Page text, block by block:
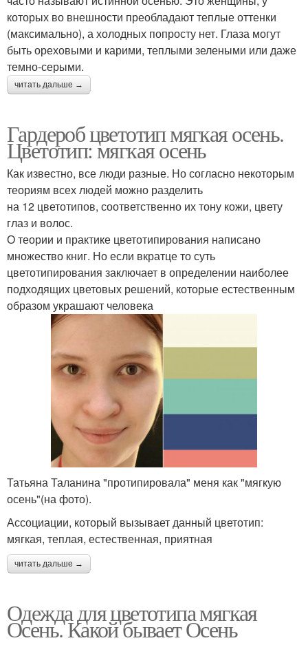
которых во внешности преобладают теплые оттенки
(максимально), а холодных попросту нет. Глаза могут
быть ореховыми и карими, теплыми зелеными или даже
темно-серыми.
читать дальше →
Гардероб цветотип мягкая осень.
Цветотип: мягкая осень
Как известно, все люди разные. Но согласно некоторым
теориям всех людей можно разделить
на 12 цветотипов, соответственно их тону кожи, цвету
глаз и волос.
О теории и практике цветотипирования написано
множество книг. Но если вкратце то суть
цветотипирования заключает в определении наиболее
подходящих цветовых решений, которые естественным
образом украшают человека
Татьяна Таланина "протипировала" меня как "мягкую
осень"(на фото).
Ассоциации, который вызывает данный цветотип:
мягкая, теплая, естественная, приятная
читать дальше →
Одежда для цветотипа мягкая
Осень. Какой бывает Осень